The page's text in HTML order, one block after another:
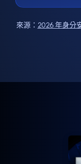
來源： 2026 年身分